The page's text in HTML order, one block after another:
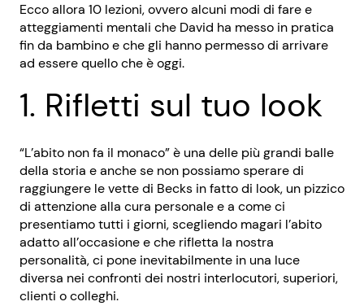
Ecco allora 10 lezioni, ovvero alcuni modi di fare e
atteggiamenti mentali che David ha messo in pratica
fin da bambino e che gli hanno permesso di arrivare
ad essere quello che è oggi.
1. Rifletti sul tuo look
“L’abito non fa il monaco” è una delle più grandi balle
della storia e anche se non possiamo sperare di
raggiungere le vette di Becks in fatto di look, un pizzico
di attenzione alla cura personale e a come ci
presentiamo tutti i giorni, scegliendo magari l’abito
adatto all’occasione e che rifletta la nostra
personalità, ci pone inevitabilmente in una luce
diversa nei confronti dei nostri interlocutori, superiori,
clienti o colleghi.